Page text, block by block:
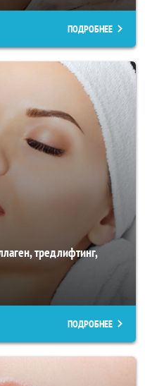
ПОДРОБНЕЕ
тредлифтинг,
ПОДРОБНЕЕ